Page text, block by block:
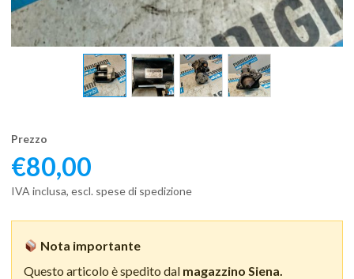
Prezzo
€80,00
IVA inclusa, escl. spese di spedizione
Nota importante
Questo articolo è spedito dal magazzino Siena.